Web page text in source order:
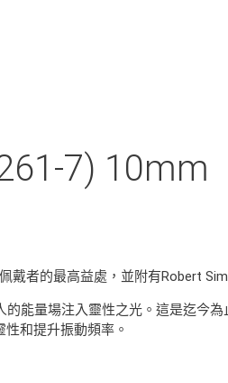
7) 10mm
者的最高益處，並附有Robert
能量場注入靈性之光。這是迄今
和提升振動頻率。